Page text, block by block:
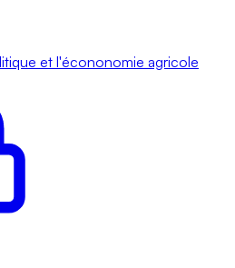
et l'écononomie agricole